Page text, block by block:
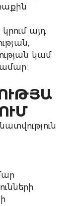
այդ
կամ